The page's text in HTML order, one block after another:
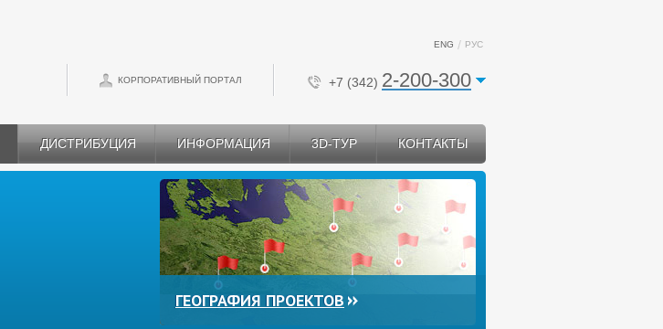
+7 (342) 2-200-300
КОРПОРАТИВНЫЙ ПОРТАЛ
ENG РУС
ДИСТРИБУЦИЯ ИНФОРМАЦИЯ 3D-ТУР КОНТАКТЫ
ГЕОГРАФИЯ ПРОЕКТОВ